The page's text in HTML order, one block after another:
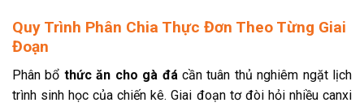
Quy Trình Phân Chia Thực Đơn Theo Từng Giai
Đoạn
Phân bổ thức ăn cho gà đácần tuân thủ nghiêm ngặt lịch
trình sinh học của chiến kê. Giai đoạn tơ đòi hỏi nhiều canxi